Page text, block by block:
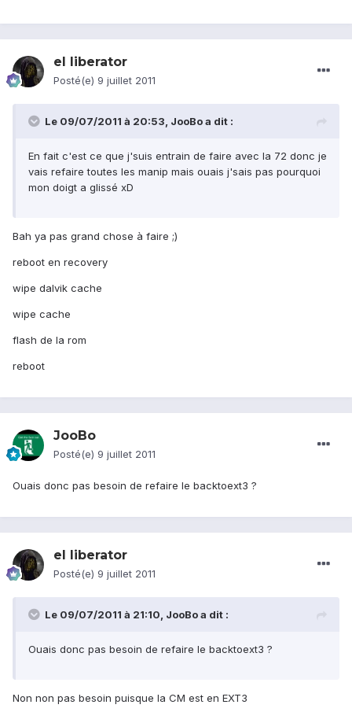
el liberator
Posté(e) 9 juillet 2011
Le 09/07/2011 à 20:53, JooBo a dit :
En fait c'est ce que j'suis entrain de faire avec la 72 donc je
vais refaire toutes les manip mais ouais j'sais pas pourquoi
mon doigt a glissé xD
Bah ya pas grand chose à faire ;)
reboot en recovery
wipe dalvik cache
wipe cache
flash de la rom
reboot
JooBo
Posté(e) 9 juillet 2011
Ouais donc pas besoin de refaire le backtoext3 ?
el liberator
Posté(e) 9 juillet 2011
Le 09/07/2011 à 21:10, JooBo a dit :
Ouais donc pas besoin de refaire le backtoext3 ?
Non non pas besoin puisque la CM est en EXT3